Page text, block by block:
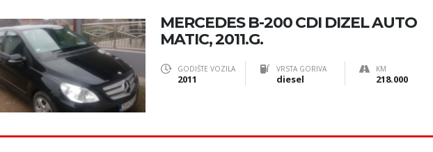
MERCEDES B-200 CDI DIZEL AUTO
MATIC, 2011.G.
GODIŠTE VOZILA
2011
VRSTA GORIVA
diesel
KM
218.000